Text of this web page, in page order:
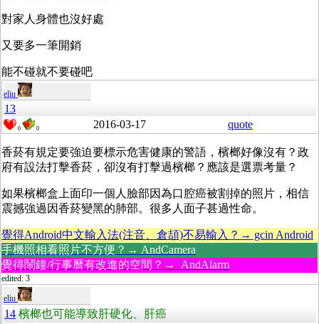
對家人身體也沒好處
又要多一筆開銷
能不碰就不要碰吧
eliu
13
0 0 2016-03-17 quote
香菸有規定要強迫要標示危害健康的警語，檳榔好像沒有？政
府有設法打擊香菸，卻沒有打擊過檳榔？應該是選票考量？
如果檳榔盒上面印一個人臉部因為口腔癌被割掉的照片，相信
震撼強過因香菸變黑的肺部。很多人面子甚過性命。
覺得Android中文輸入法(注音、倉頡)不易輸入？→ gcin Android
手機照相看照片不方便？→ AndCamera
覺得鬧鐘/行事曆有改進的空間？→ AndAlarm
edited: 3
eliu
14 檳榔也可能導致肝硬化、肝癌